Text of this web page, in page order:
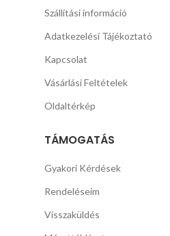
Szállítási információ
Adatkezelési Tájékoztató
Kapcsolat
Vásárlási Feltételek
Oldaltérkép
TÁMOGATÁS
Gyakori Kérdések
Rendeléseim
Visszaküldés